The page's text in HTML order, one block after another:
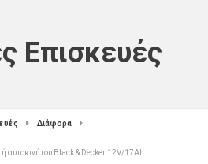
Επισκευές
Διάφορα
αυτοκινήτου Black & Decker 12V/17Ah